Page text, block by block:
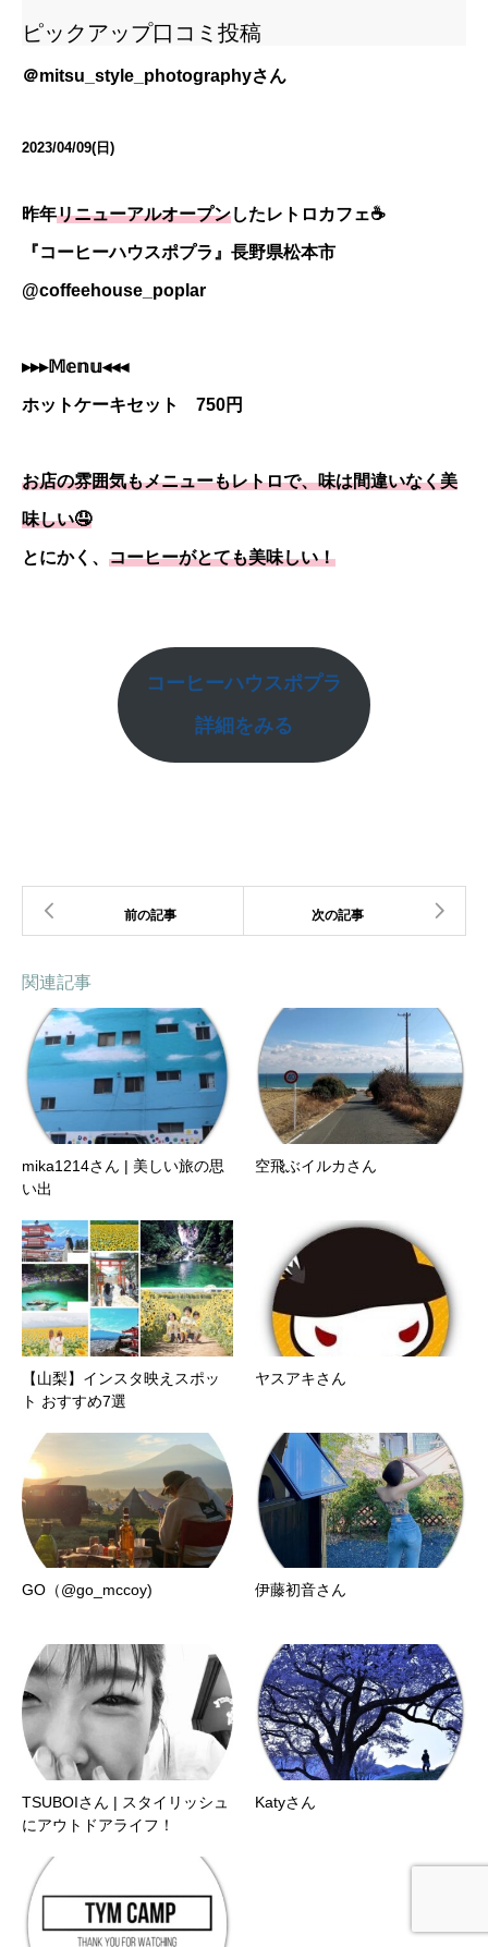
ピックアップ口コミ投稿
＠mitsu_style_photographyさん
2023/04/09(日)
昨年リニューアルオープンしたレトロカフェ☕️
『コーヒーハウスポプラ』長野県松本市
@coffeehouse_poplar
▸▸▸𝕄𝕖𝕟𝕦◂◂◂
ホットケーキセット 750円
お店の雰囲気もメニューもレトロで、味は間違いなく美
味しい🤤
とにかく、 コーヒーがとても美味しい！
コーヒーハウスポプラ
詳細をみる
関連記事
mika1214さん | 美しい旅の思
い出
空飛ぶイルカさん
【山梨】インスタ映えスポッ
ト おすすめ7選
ヤスアキさん
GO（@go_mccoy) 伊藤初音さん
TSUBOIさん | スタイリッシュ
にアウトドアライフ！
Katyさん